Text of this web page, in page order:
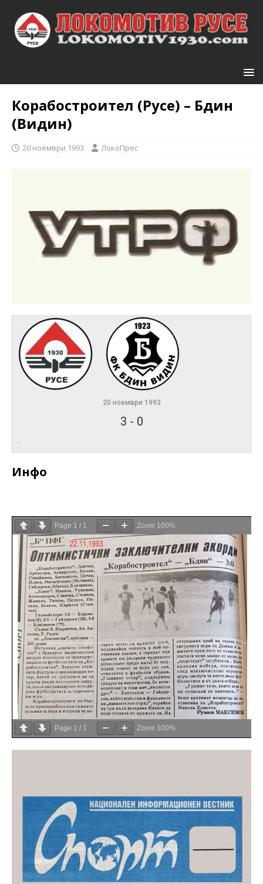
Корабостроител (Русе) – Бдин
(Видин)
20 ноември 1993 ЛокоПрес
20 ноември 1993
3 - 0
.
Инфо
Page 1 / 1 Zoom 100%
Page 1 / 1 Zoom 100%